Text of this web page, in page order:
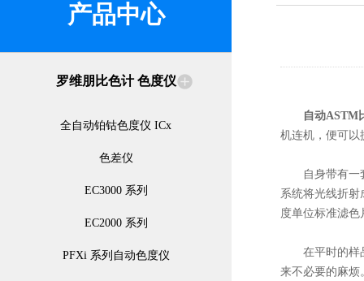
产品中心
罗维朋比色计 色度仪
全自动铂钴色度仪 ICx
色差仪
EC3000 系列
EC2000 系列
PFXi 系列自动色度仪
自动ASTM
机连机，便可以
自身带有一套
系统将光线折射
度单位标准滤色
在平时的样品
来不必要的麻烦